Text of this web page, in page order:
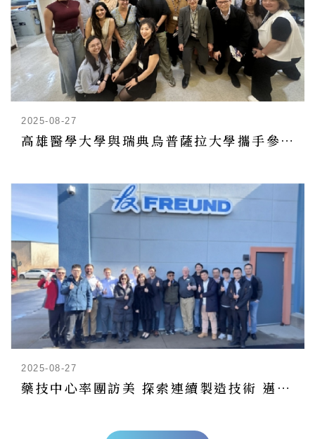
2025-08-27
高雄醫學大學與瑞典烏普薩拉大學攜手參訪藥技中心 拓展國際藥學合作視野
2025-08-27
藥技中心率團訪美 探索連續製造技術 邁向製藥4.0新紀元